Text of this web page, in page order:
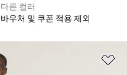
다른 컬러
바우처 및 쿠폰 적용 제외